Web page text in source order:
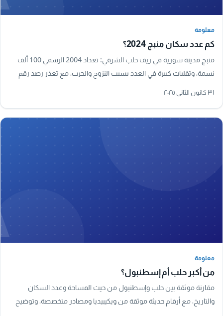
معلومة
كم عدد سكان منبج 2024؟
منبج مدينة سورية في ريف حلب الشرقي: تعداد 2004 الرسمي 100 ألف
نسمة، وتقلبات كبيرة في العدد بسبب النزوح والحرب، مع تعذر رصد رقم
٣١ كانون الثاني ٢٠٢٥
معلومة
من أكبر حلب أم إسطنبول؟
مقارنة موثقة بين حلب وإسطنبول من حيث المساحة وعدد السكان
والتاريخ، مع أرقام حديثة موثقة من ويكيبيديا ومصادر متخصصة، وتوضيح